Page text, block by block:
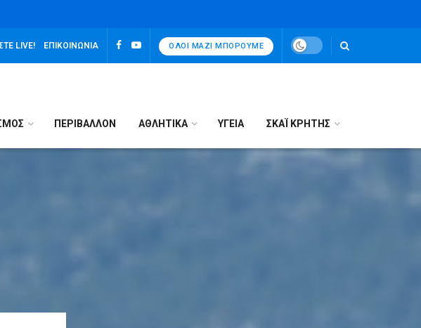
LIVE! ΕΠΙΚΟΙΝΩΝΊΑ ΌΛΟΙ ΜΑΖΊ ΜΠΟΡΟΎΜΕ
ΠΕΡΙΒΑΛΛΟΝ ΑΘΛΗΤΙΚΑ ΥΓΕΙΑ ΣΚΑΪ ΚΡΗΤΗΣ